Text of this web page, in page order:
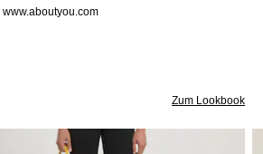
www.aboutyou.com
Zum Lookbook